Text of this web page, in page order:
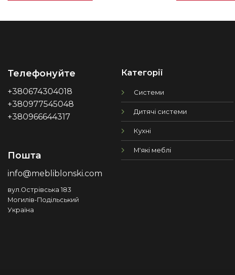
Телефонуйте
+380674304018
+380977545048
+380966644317
Пошта
info@mebliblonski.com
вул.Острівська 183
Могилів-Подільський
Україна
Категорії
Системи
Дитячі системи
Кухні
М'які меблі